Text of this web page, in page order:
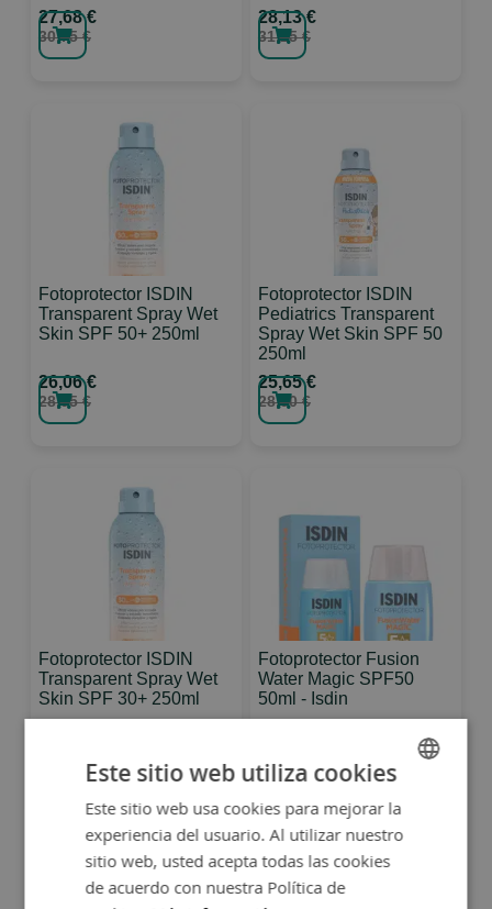
27,68 €
30,75 €
28,13 €
31,25 €
Fotoprotector ISDIN
Transparent Spray Wet
Skin SPF 50+ 250ml
26,06 €
28,95 €
Fotoprotector ISDIN
Pediatrics Transparent
Spray Wet Skin SPF 50
250ml
25,65 €
28,50 €
Fotoprotector ISDIN
Transparent Spray Wet
Skin SPF 30+ 250ml
28,25 €
Fotoprotector Fusion
Water Magic SPF50
50ml - Isdin
28,25 €
You're
1 Página
2 Página
3 Página
4 Página
Siguiente
SPANISH
ENGLISH
Este sitio web utiliza cookies
Este sitio web usa cookies para mejorar la
experiencia del usuario. Al utilizar nuestro
sitio web, usted acepta todas las cookies
de acuerdo con nuestra Política de